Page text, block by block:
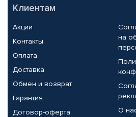
Клиентам
Акции
Контакты
Оплата
Доставка
Обмен и возврат
Гарантия
Договор-оферта
на
О